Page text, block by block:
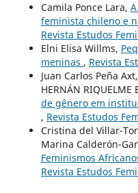
Camila Ponce Lara,
feminista chileno e
Revista Estudos
Elni Elisa Willms,
meninas , Revista
Juan Carlos Peña
HERNÁN RIQUELME
de gênero em
, Revista Estudos
Cristina del Villar-
Marina Calderón-
Feminismos
Revista Estudos